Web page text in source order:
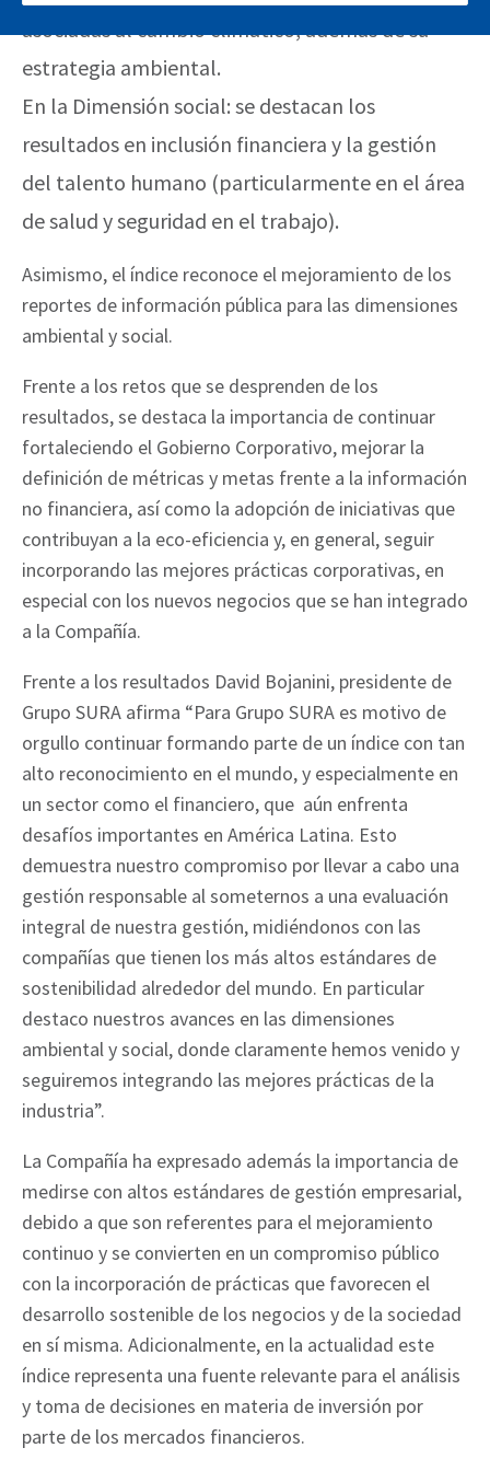
asociadas al cambio climático, además de su
estrategia ambiental.
En la Dimensión social: se destacan los
resultados en inclusión financiera y la gestión
del talento humano (particularmente en el área
de salud y seguridad en el trabajo).
Asimismo, el índice reconoce el mejoramiento de los
reportes de información pública para las dimensiones
ambiental y social.
Frente a los retos que se desprenden de los
resultados, se destaca la importancia de continuar
fortaleciendo el Gobierno Corporativo, mejorar la
definición de métricas y metas frente a la información
no financiera, así como la adopción de iniciativas que
contribuyan a la eco-eficiencia y, en general, seguir
incorporando las mejores prácticas corporativas, en
especial con los nuevos negocios que se han integrado
a la Compañía.
Frente a los resultados David Bojanini, presidente de
Grupo SURA afirma “Para Grupo SURA es motivo de
orgullo continuar formando parte de un índice con tan
alto reconocimiento en el mundo, y especialmente en
un sector como el financiero, que aún enfrenta
desafíos importantes en América Latina. Esto
demuestra nuestro compromiso por llevar a cabo una
gestión responsable al someternos a una evaluación
integral de nuestra gestión, midiéndonos con las
compañías que tienen los más altos estándares de
sostenibilidad alrededor del mundo. En particular
destaco nuestros avances en las dimensiones
ambiental y social, donde claramente hemos venido y
seguiremos integrando las mejores prácticas de la
industria”.
La Compañía ha expresado además la importancia de
medirse con altos estándares de gestión empresarial,
debido a que son referentes para el mejoramiento
continuo y se convierten en un compromiso público
con la incorporación de prácticas que favorecen el
desarrollo sostenible de los negocios y de la sociedad
en sí misma. Adicionalmente, en la actualidad este
índice representa una fuente relevante para el análisis
y toma de decisiones en materia de inversión por
parte de los mercados financieros.